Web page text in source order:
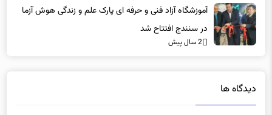
در سنندج افتتاح شد